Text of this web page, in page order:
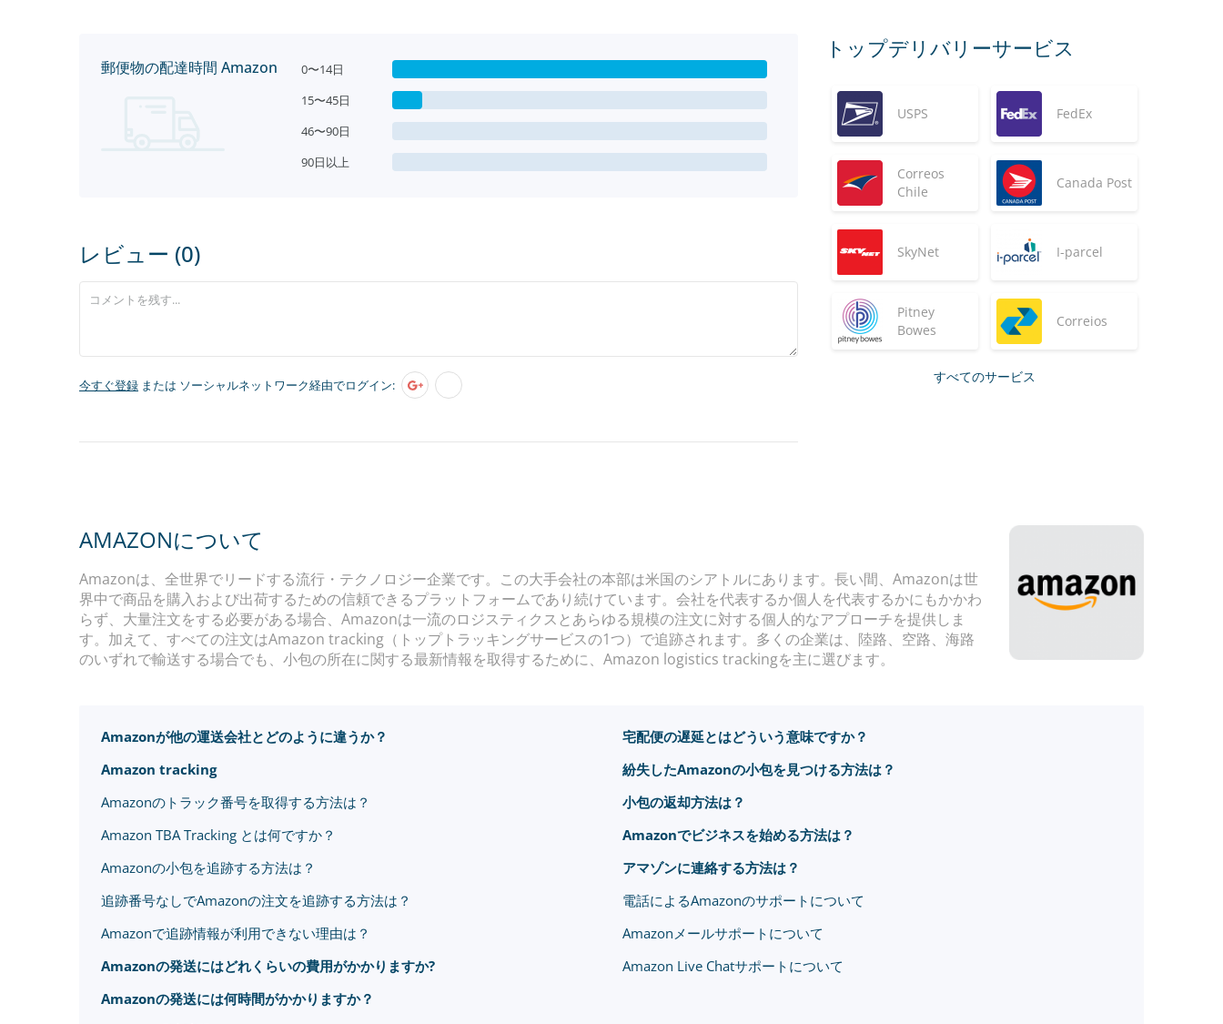
郵便物の配達時間 Amazon
0〜14日
15〜45日
46〜90日
90日以上
レビュー (0)
今すぐ登録 または ソーシャルネットワーク経由でログイン:
トップデリバリーサービス
USPS FedEx
Correos
Chile
Canada Post
SkyNet I-parcel
Pitney
Bowes
Correios
すべてのサービス
AMAZONについて
Amazonは、全世界でリードする流行・テクノロジー企業です。この大手会社の本部は米国のシアトルにあります。長い間、Amazonは世
界中で商品を購入および出荷するための信頼できるプラットフォームであり続けています。会社を代表するか個人を代表するかにもかかわ
らず、大量注文をする必要がある場合、Amazonは一流のロジスティクスとあらゆる規模の注文に対する個人的なアプローチを提供しま
す。加えて、すべての注文はAmazon tracking（トップトラッキングサービスの1つ）で追跡されます。多くの企業は、陸路、空路、海路
のいずれで輸送する場合でも、小包の所在に関する最新情報を取得するために、Amazon logistics trackingを主に選びます。
Amazonが他の運送会社とどのように違うか？
Amazon tracking
Amazonのトラック番号を取得する方法は？
Amazon TBA Tracking とは何ですか？
Amazonの小包を追跡する方法は？
追跡番号なしでAmazonの注文を追跡する方法は？
Amazonで追跡情報が利用できない理由は？
Amazonの発送にはどれくらいの費用がかかりますか?
Amazonの発送には何時間がかかりますか？
宅配便の遅延とはどういう意味ですか？
紛失したAmazonの小包を見つける方法は？
小包の返却方法は？
Amazonでビジネスを始める方法は？
アマゾンに連絡する方法は？
電話によるAmazonのサポートについて
Amazonメールサポートについて
Amazon Live Chatサポートについて